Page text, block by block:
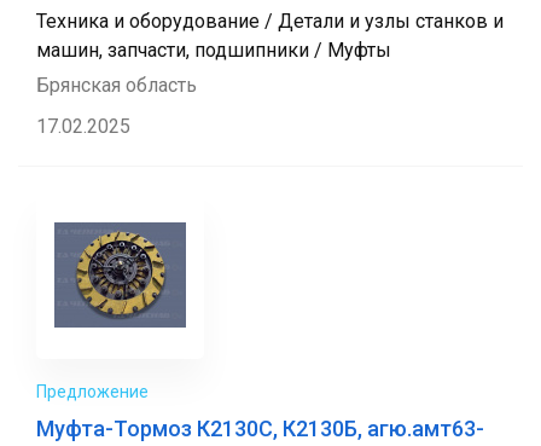
Техника и оборудование / Детали и узлы станков и
машин, запчасти, подшипники / Муфты
Брянская область
17.02.2025
Предложение
Муфта-Тормоз К2130С, К2130Б, агю.амт63-